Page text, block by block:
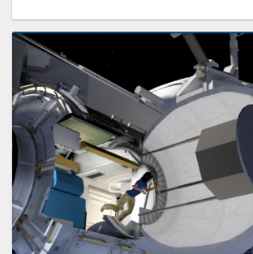
to już nigdzie …
Rozkładanie
modułu
BEAM
26
maja